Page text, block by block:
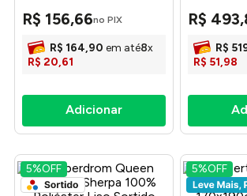
R$ 156,66no PIX
R$ 164,90 em até8x
R$ 20,61
R$ 493,
R$
R$ 51,98
5%OFF 5%OFF